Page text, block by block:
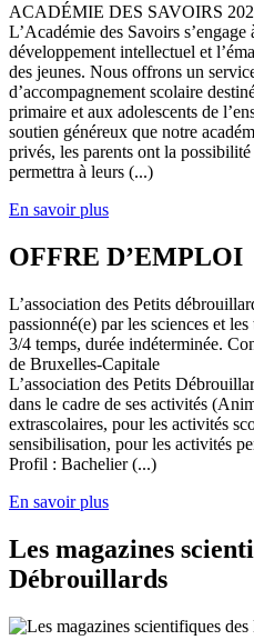
ACADÉMIE DES SAVOIRS
L’Académie des Savoirs
développement intellectuel et
des jeunes. Nous offrons un
d’accompagnement scolaire
primaire et aux adolescents de
soutien généreux que notre
privés, les parents ont la
permettra à leurs (...)
En savoir plus
OFFRE D’EMPLOI
L’association des Petits
passionné(e) par les sciences et
3/4 temps, durée indéterminée.
de Bruxelles-Capitale
L’association des Petits
dans le cadre de ses activités
extrascolaires, pour les activités
sensibilisation, pour les activités
Profil : Bachelier (...)
En savoir plus
Les magazines
Débrouillards